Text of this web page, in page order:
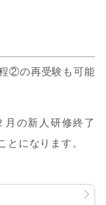
②の再受験も可能
の新人研修終了
とになります。